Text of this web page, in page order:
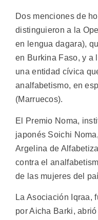
Dos menciones de
distinguieron a la
en lengua dagara),
en Burkina Faso, y a
una entidad cívica
analfabetismo, en
(Marruecos).
El Premio Noma,
japonés Soichi
Argelina de
contra el
de las mujeres del
La Asociación Iqraa,
por Aicha Barki,